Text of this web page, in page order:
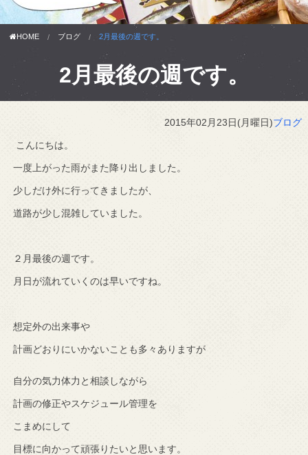
HOME ブログ 2月最後の週です。
2月最後の週です。
2015年02月23日(月曜日)ブログ
こんにちは。
一度上がった雨がまた降り出しました。
少しだけ外に行ってきましたが、
道路が少し混雑していました。
２月最後の週です。
月日が流れていくのは早いですね。
想定外の出来事や
計画どおりにいかないことも多々ありますが
自分の気力体力と相談しながら
計画の修正やスケジュール管理を
こまめにして
目標に向かって頑張りたいと思います。